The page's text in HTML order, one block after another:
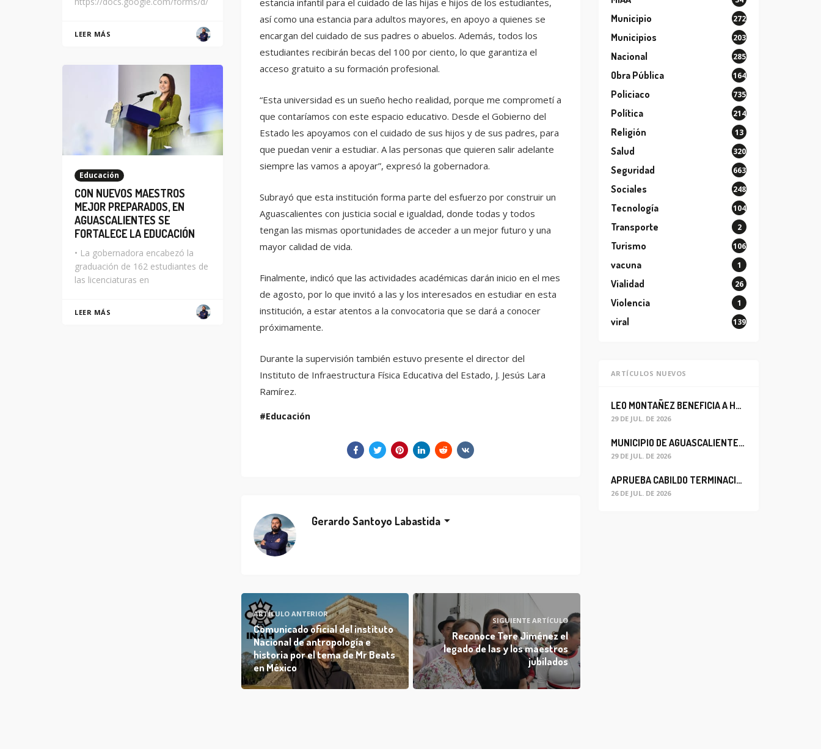
estancia infantil para el cuidado de las hijas e hijos de los estudiantes,
así como una estancia para adultos mayores, en apoyo a quienes se
encargan del cuidado de sus padres o abuelos. Además, todos los
estudiantes recibirán becas del 100 por ciento, lo que garantiza el
acceso gratuito a su formación profesional.
“Esta universidad es un sueño hecho realidad, porque me comprometí a
que contaríamos con este espacio educativo. Desde el Gobierno del
Estado les apoyamos con el cuidado de sus hijos y de sus padres, para
que puedan venir a estudiar. A las personas que quieren salir adelante
siempre las vamos a apoyar”, expresó la gobernadora.
Subrayó que esta institución forma parte del esfuerzo por construir un
Aguascalientes con justicia social e igualdad, donde todas y todos
tengan las mismas oportunidades de acceder a un mejor futuro y una
mayor calidad de vida.
Finalmente, indicó que las actividades académicas darán inicio en el mes
de agosto, por lo que invitó a las y los interesados en estudiar en esta
institución, a estar atentos a la convocatoria que se dará a conocer
próximamente.
Durante la supervisión también estuvo presente el director del
Instituto de Infraestructura Física Educativa del Estado, J. Jesús Lara
Ramírez.
Educación
Gerardo Santoyo Labastida
ARTÍCULO ANTERIOR
Comunicado oficial del instituto
Nacional de antropología e
historia por el tema de Mr Beats
en México
SIGUIENTE ARTÍCULO
Reconoce Tere Jiménez el
legado de las y los maestros
jubilados
LEER MÁS
Educación
CON NUEVOS MAESTROS
MEJOR PREPARADOS, EN
AGUASCALIENTES SE
FORTALECE LA EDUCACIÓN
• La gobernadora encabezó la
graduación de 162 estudiantes de
las licenciaturas en
LEER MÁS
Municipio 272
Municipios 203
Nacional 285
Obra Pública 164
Policiaco 735
Política 214
Religión 13
Salud 320
Seguridad 663
Sociales 248
Tecnología 104
Transporte 2
Turismo 106
vacuna 1
Vialidad 26
Violencia 1
viral 139
ARTÍCULOS NUEVOS
LEO MONTAÑEZ BENEFICIA A HABITANTES DEL BARRIO DE LA SALUD CON MEJORA DEL ALCANTARILLADO SANITARIO
29 DE JUL. DE 2026
MUNICIPIO DE AGUASCALIENTES REABRE CIRCULACIÓN VEHICULAR EN LA CALLE JOSEFA ORTIZ DE DOMÍNGUEZ
29 DE JUL. DE 2026
APRUEBA CABILDO TERMINACIÓN ANTICIPADA DEL CONTRATO PARA EL PROYECTO DE MODERNIZACIÓN DEL SISTEMA DE ALUMBRADO
26 DE JUL. DE 2026